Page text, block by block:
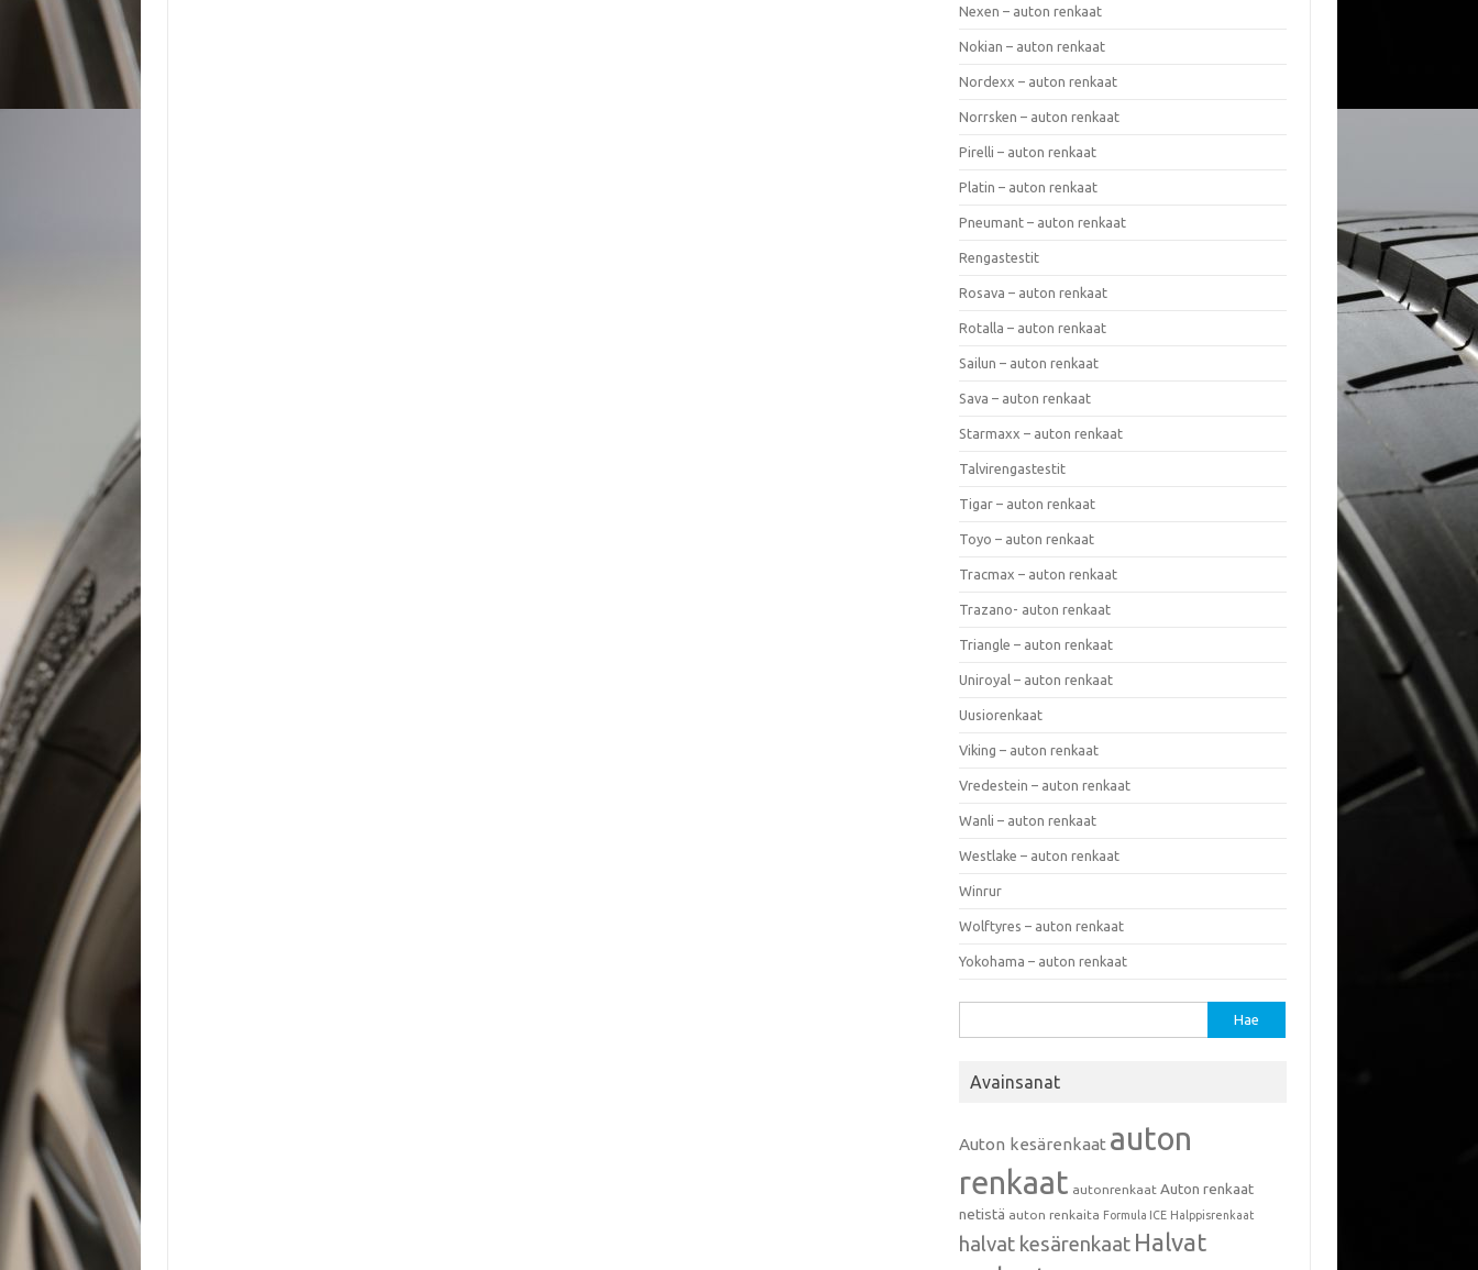
Nexen – auton renkaat
Nokian – auton renkaat
Nordexx – auton renkaat
Norrsken – auton renkaat
Pirelli – auton renkaat
Platin – auton renkaat
Pneumant – auton renkaat
Rengastestit
Rosava – auton renkaat
Rotalla – auton renkaat
Sailun – auton renkaat
Sava – auton renkaat
Starmaxx – auton renkaat
Talvirengastestit
Tigar – auton renkaat
Toyo – auton renkaat
Tracmax – auton renkaat
Trazano- auton renkaat
Triangle – auton renkaat
Uniroyal – auton renkaat
Uusiorenkaat
Viking – auton renkaat
Vredestein – auton renkaat
Wanli – auton renkaat
Westlake – auton renkaat
Winrur
Wolftyres – auton renkaat
Yokohama – auton renkaat
Avainsanat
Auton kesärenkaat auton
renkaat autonrenkaat Auton renkaat
netistä auton renkaita Formula ICE Halppisrenkaat
halvat kesärenkaat Halvat